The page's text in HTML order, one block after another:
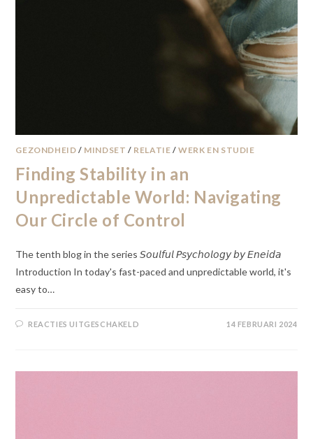
GEZONDHEID / MINDSET / RELATIE /WERK EN STUDIE
Finding Stability in an
Unpredictable World: Navigating
Our Circle of Control
The tenth blog in the series 𝘚𝘰𝘶𝘭𝘧𝘶𝘭 𝘗𝘴𝘺𝘤𝘩𝘰𝘭𝘰𝘨𝘺 𝘣𝘺 𝘌𝘯𝘦𝘪𝘥𝘢
Introduction In today's fast-paced and unpredictable world, it's
easy to…
REACTIES UITGESCHAKELD 14 FEBRUARI 2024